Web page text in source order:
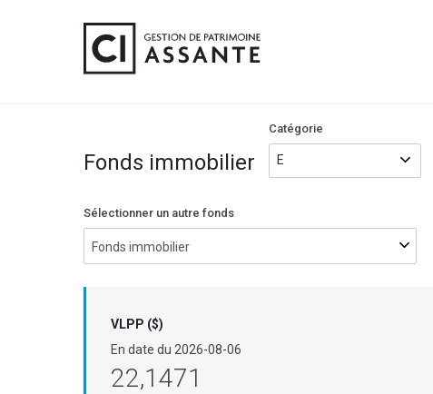
Fonds immobilier
Catégorie
Sélectionner un autre fonds
Fonds immobilier
VLPP ($)
En date du 2026-08-06
22,1471